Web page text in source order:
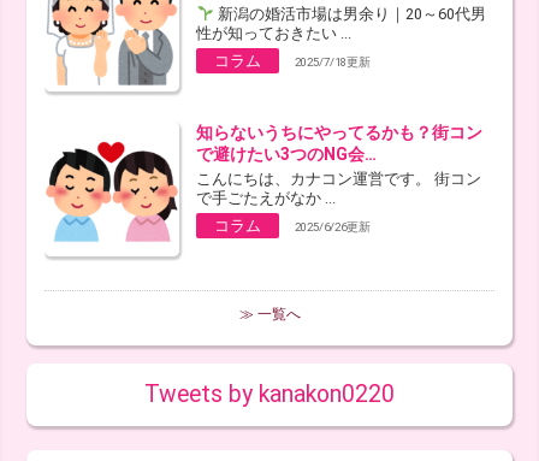
新潟の婚活市場は男余り｜20～60代男
性が知っておきたい ...
コラム
2025/7/18更新
知らないうちにやってるかも？街コン
で避けたい3つのNG会…
こんにちは、カナコン運営です。 街コン
で手ごたえがなか ...
コラム
2025/6/26更新
≫ 一覧へ
Tweets by kanakon0220